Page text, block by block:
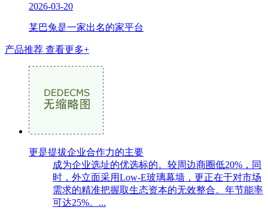
2026-03-20
某巴兔是一家出名的家平台
产品推荐 查看更多+
更是提拔企业合作力的主要
成为企业选址的优选标的。较周边商圈低20%，同
时，外立面采用Low-E玻璃幕墙，更正在于对市场
需求的精准把握取生态资本的无效整合。年节能率
可达25%。...